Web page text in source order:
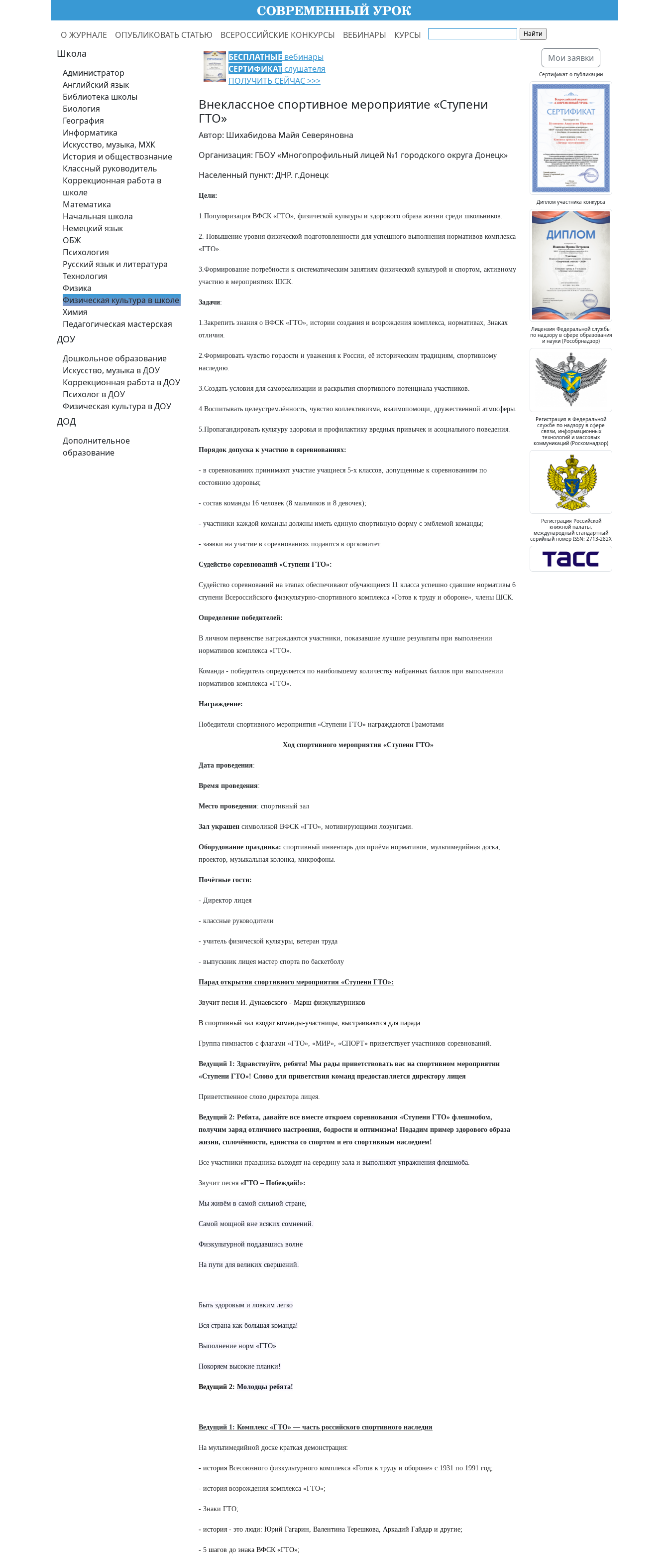
О ЖУРНАЛЕ ОПУБЛИКОВАТЬ СТАТЬЮ ВСЕРОССИЙСКИЕ КОНКУРСЫ ВЕБИНАРЫ КУРСЫ
Школа
Администратор
Английский язык
Библиотека школы
Биология
География
Информатика
Искусство, музыка, МХК
История и обществознание
Классный руководитель
Коррекционная работа в
школе
Математика
Начальная школа
Немецкий язык
ОБЖ
Психология
Русский язык и литература
Технология
Физика
Физическая культура в школе
Химия
Педагогическая мастерская
ДОУ
Дошкольное образование
Искусство, музыка в ДОУ
Коррекционная работа в ДОУ
Психолог в ДОУ
Физическая культура в ДОУ
ДОД
Дополнительное
образование
БЕСПЛАТНЫЕ вебинары
СЕРТИФИКАТ слушателя
ПОЛУЧИТЬ СЕЙЧАС >>>
Внеклассное спортивное мероприятие «Ступени
ГТО»
Автор: Шихабидова Майя Северяновна
Организация: ГБОУ «Многопрофильный лицей №1 городского округа Донецк»
Населенный пункт: ДНР. г.Донецк
Цели:
1.Популяризация ВФСК«ГТО», физической культуры и здорового образа жизни среди школьников.
2. Повышение уровня физической подготовленности для успешного выполнения нормативов комплекса
«ГТО».
3.Формирование потребности к систематическим занятиям физической культурой и спортом, активному
участию в мероприятиях ШСК.
Задачи:
1.Закрепить знания о ВФСК «ГТО», истории создания и возрождения комплекса, нормативах, Знаках
отличия.
2.Формировать чувство гордости и уважения к России, её историческим традициям, спортивному
наследию.
3.Создать условия для самореализации и раскрытия спортивного потенциала участников.
4.Воспитывать целеустремлённость, чувство коллективизма, взаимопомощи, дружественной атмосферы.
5.Пропагандировать культуру здоровья и профилактику вредных привычек и асоциального поведения.
Порядок допуска к участию в соревнованиях:
- в соревнованиях принимают участие учащиеся 5-х классов, допущенные к соревнованиям по
состоянию здоровья;
- состав команды 16 человек (8 мальчиков и 8 девочек);
- участники каждой команды должны иметь единую спортивную форму с эмблемой команды;
- заявки на участие в соревнованиях подаются в оргкомитет.
Судейство соревнований «Ступени ГТО»:
Судейство соревнований на этапах обеспечивают обучающиеся 11 класса успешно сдавшие нормативы 6
ступени Всероссийского физкультурно-спортивного комплекса «Готов к труду и обороне», члены ШСК.
Определение победителей:
В личном первенстве награждаются участники, показавшие лучшие результаты при выполнении
нормативов комплекса «ГТО».
Команда - победитель определяется по наибольшему количеству набранных баллов при выполнении
нормативов комплекса «ГТО».
Награждение:
Победители спортивного мероприятия «Ступени ГТО» награждаются Грамотами
Ход спортивного мероприятия «Ступени ГТО»
Дата проведения:
Время проведения:
Место проведения: спортивный зал
Зал украшен символикой ВФСК «ГТО», мотивирующими лозунгами.
Оборудование праздника: спортивный инвентарь для приёма нормативов, мультимедийная доска,
проектор, музыкальная колонка, микрофоны.
Почётные гости:
- Директор лицея
- классные руководители
- учитель физической культуры, ветеран труда
- выпускник лицея мастер спорта по баскетболу
Парад открытия спортивного мероприятия «Ступени ГТО»:
Звучит песня И. Дунаевского - Марш физкультурников
В спортивный зал входят команды-участницы, выстраиваются для парада
Группа гимнастов с флагами «ГТО», «МИР», «СПОРТ» приветствует участников соревнований.
Ведущий 1: Здравствуйте, ребята! Мы рады приветствовать вас на спортивном мероприятии
«Ступени ГТО»! Слово для приветствия команд предоставляется директору лицея
Приветственное слово директора лицея.
Ведущий 2: Ребята, давайте все вместе откроем соревнования «Ступени ГТО» флешмобом,
получим заряд отличного настроения, бодрости и оптимизма! Подадим пример здорового образа
жизни, сплочённости, единства со спортом и его спортивным наследием!
Все участники праздника выходят на середину зала и выполняют упражнения флешмоба.
Звучит песня «ГТО – Побеждай!»:
Мы живём в самой сильной стране,
Самой мощной вне всяких сомнений.
Физкультурной поддавшись волне
На пути для великих свершений.
Быть здоровым и ловким легко
Вся страна как большая команда!
Выполнение норм «ГТО»
Покоряем высокие планки!
Ведущий 2: Молодцы ребята!
Ведущий 1: Комплекс «ГТО» — часть российского спортивного наследия
На мультимедийной доске краткая демонстрация:
- история Всесоюзного физкультурного комплекса «Готов к труду и обороне» с 1931 по 1991 год;
- история возрождения комплекса «ГТО»;
- Знаки ГТО;
- история - это люди: Юрий Гагарин, Валентина Терешкова, Аркадий Гайдар и другие;
- 5 шагов до знака ВФСК «ГТО»;
Мои заявки
Сертификат о публикации
Диплом участника конкурса
Лицензия Федеральной службы
по надзору в сфере образования
и науки (Рособрнадзор)
Регистрация в Федеральной
службе по надзору в сфере
связи, информационных
технологий и массовых
коммуникаций (Роскомнадзор)
Регистрация Российской
книжной палаты,
международный стандартный
серийный номер ISSN: 2713-282X